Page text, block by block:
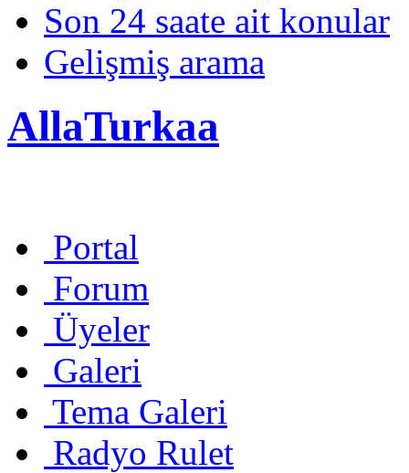
Son 24 saate ait konular
Gelişmiş arama
AllaTurkaa
Portal
Forum
Üyeler
Galeri
Tema Galeri
Radyo Rulet